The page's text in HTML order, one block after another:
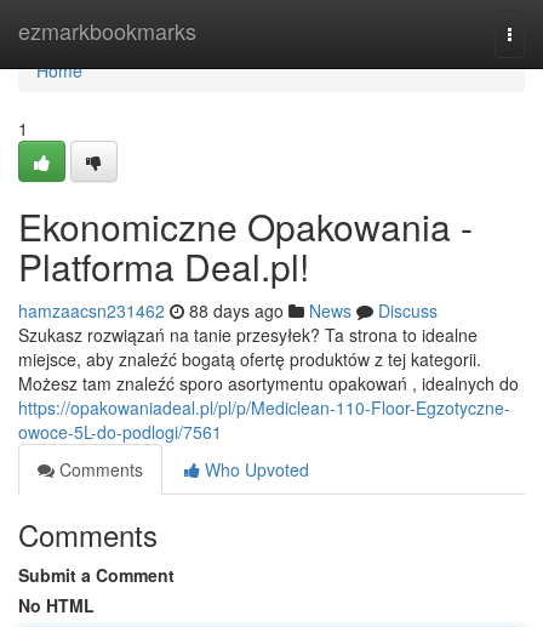
ezmarkbookmarks
Home
Home
1
Ekonomiczne Opakowania -
Platforma Deal.pl!
hamzaacsn231462 88 days ago News
Discuss
Szukasz rozwiązań na tanie przesyłek? Ta strona to idealne
miejsce, aby znaleźć bogatą ofertę produktów z tej kategorii.
Możesz tam znaleźć sporo asortymentu opakowań , idealnych do
https://opakowaniadeal.pl/pl/p/Mediclean-110-Floor-Egzotyczne-
owoce-5L-do-podlogi/7561
Comments
Who Upvoted
Comments
Submit a Comment
No HTML